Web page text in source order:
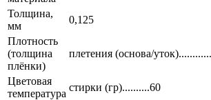
Толщина,
мм
0,125
Плотность
(толщина
плёнки)
плетения (основа/
Цветовая
температура
стирки (гр)..........60